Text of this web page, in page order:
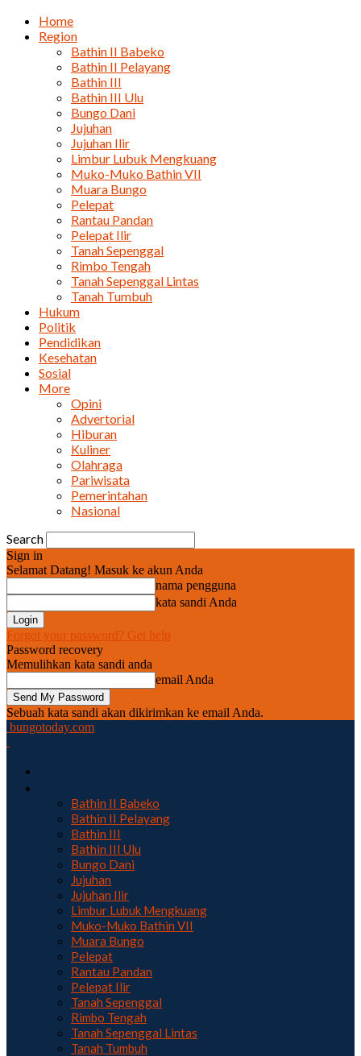
Home
Region
Bathin II Babeko
Bathin II Pelayang
Bathin III
Bathin III Ulu
Bungo Dani
Jujuhan
Jujuhan Ilir
Limbur Lubuk Mengkuang
Muko-Muko Bathin VII
Muara Bungo
Pelepat
Rantau Pandan
Pelepat Ilir
Tanah Sepenggal
Rimbo Tengah
Tanah Sepenggal Lintas
Tanah Tumbuh
Hukum
Politik
Pendidikan
Kesehatan
Sosial
More
Opini
Advertorial
Hiburan
Kuliner
Olahraga
Pariwisata
Pemerintahan
Nasional
Search
Sign in
Selamat Datang! Masuk ke akun Anda
nama pengguna
kata sandi Anda
Forgot your password? Get help
Password recovery
Memulihkan kata sandi anda
email Anda
Sebuah kata sandi akan dikirimkan ke email Anda.
bungotoday.com
Bathin II Babeko
Bathin II Pelayang
Bathin III
Bathin III Ulu
Bungo Dani
Jujuhan
Jujuhan Ilir
Limbur Lubuk Mengkuang
Muko-Muko Bathin VII
Muara Bungo
Pelepat
Rantau Pandan
Pelepat Ilir
Tanah Sepenggal
Rimbo Tengah
Tanah Sepenggal Lintas
Tanah Tumbuh